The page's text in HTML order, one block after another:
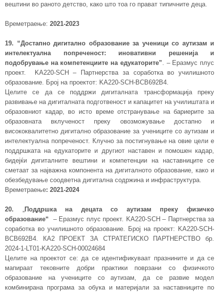
вештини во раното детство, како што тоа го прават типичните деца.
Времетраење: 2021-2023
19. “Достапно дигитално образование за ученици со аутизам и
интелектуална попреченост: иновативни решенија и
подобрување на компетенциите на едукаторите”. – Еразмус плус
проект.
KA220-SCH – Партнерства за соработка во училишното
образование. Број на проектот: KA220-SCH-BCB692B4.
Целите се да се поддржи дигиталната трансформација преку
развивање на дигиталната подготвеност и капацитет на училиштата и
образовниот кадар, во исто време отстранување на бариерите за
образовната вклученост преку овозможување достапно и
висококвалитетно дигитално образование за учениците со аутизам и
интелектуална попреченост. Клучно за постигнување на овие цели е
поддршката на едукаторите и другиот наставен и помошен кадар,
бидејќи дигиталните вештини и компетенции на наставниците се
сметаат за најважна компонента на дигиталното образование, како и
обезбедување соодветна дигитална содржина и инфраструктура.
Времетраење: 2021-2024
20. „Поддршка на децата со аутизам преку физичко
образование“
– Еразмус плус проект. KA220-SCH – Партнерства за
соработка во училишното образование. Број на проект: KA220-SCH-
BCB692B4. КА2 ПРОЕКТ ЗА СТРАТЕГИСКО ПАРТНЕРСТВО бр.
2024-1-LT01-KA220-SCH-00024684
Целите на проектот се: да се идентификуваат празнините и да се
мапираат тековните добри практики поврзани со физичкото
образование на учениците со аутизам, да се развие модел
комбинирана програма за обука и материјали за наставниците по